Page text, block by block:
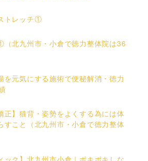
トレッチ①
北九州市・小倉で徳力整体院は36
を元気にする施術で便秘解消・徳力
正】猫背・姿勢をよくする為には体
すこと（北九州市・小倉で徳力整体
ック】北九州市小倉｜ボキボキしな